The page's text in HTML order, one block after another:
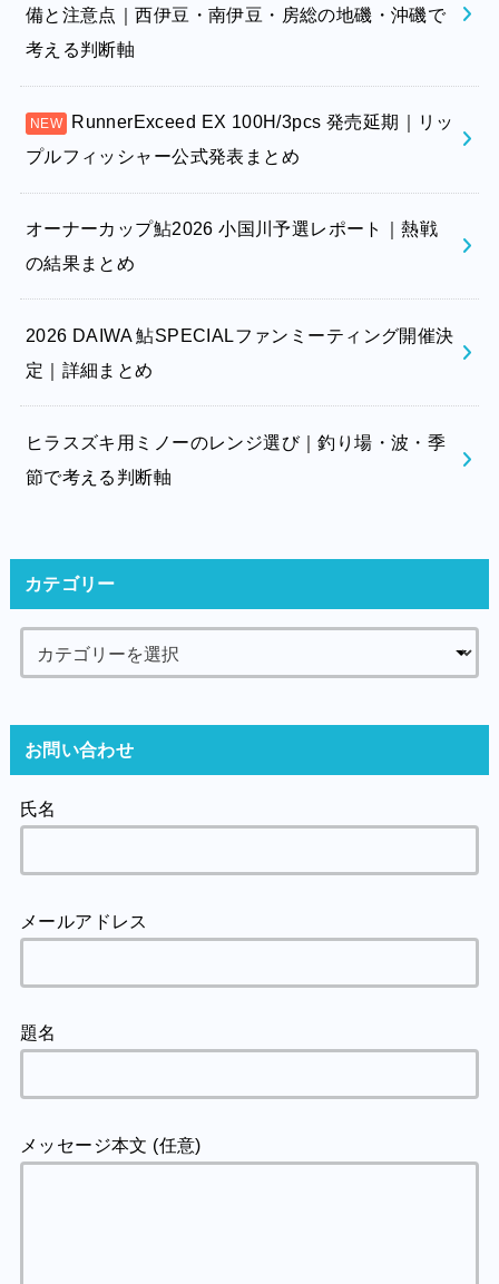
備と注意点｜西伊豆・南伊豆・房総の地磯・沖磯で
考える判断軸
RunnerExceed EX 100H/3pcs 発売延期｜リッ
プルフィッシャー公式発表まとめ
オーナーカップ鮎2026 小国川予選レポート｜熱戦
の結果まとめ
2026 DAIWA 鮎SPECIALファンミーティング開催決
定｜詳細まとめ
ヒラスズキ用ミノーのレンジ選び｜釣り場・波・季
節で考える判断軸
カテゴリー
お問い合わせ
氏名
メールアドレス
題名
メッセージ本文 (任意)